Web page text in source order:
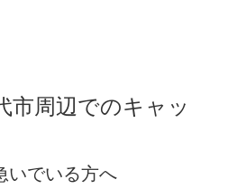
市周辺でのキャッ
いでいる方へ